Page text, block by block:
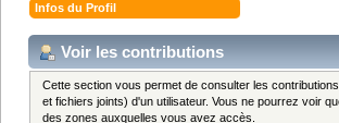
Infos du Profil
Voir les contributions
Cette section vous permet de consulter les
et fichiers joints) d'un utilisateur. Vous ne pourrez voir
des zones auxquelles vous avez accès.